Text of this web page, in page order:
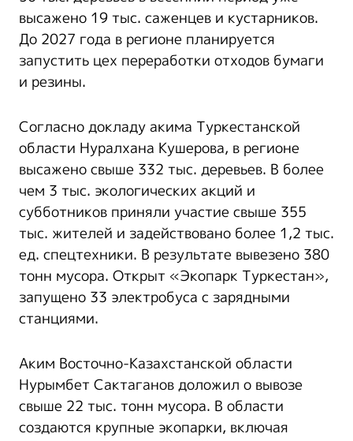
высажено 19 тыс. саженцев и кустарников.
До 2027 года в регионе планируется
запустить цех переработки отходов бумаги
и резины.
Согласно докладу акима Туркестанской
области Нуралхана Кушерова, в регионе
высажено свыше 332 тыс. деревьев. В более
чем 3 тыс. экологических акций и
субботников приняли участие свыше 355
тыс. жителей и задействовано более 1,2 тыс.
ед. спецтехники. В результате вывезено 380
тонн мусора. Открыт «Экопарк Туркестан»,
запущено 33 электробуса с зарядными
станциями.
Аким Восточно-Казахстанской области
Нурымбет Сактаганов доложил о вывозе
свыше 22 тыс. тонн мусора. В области
создаются крупные экопарки, включая